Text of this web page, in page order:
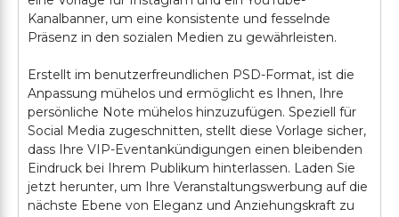
Kanalbanner, um eine konsistente und fesselnde
Präsenz in den sozialen Medien zu gewährleisten.
Erstellt im benutzerfreundlichen PSD-Format, ist die
Anpassung mühelos und ermöglicht es Ihnen, Ihre
persönliche Note mühelos hinzuzufügen. Speziell für
Social Media zugeschnitten, stellt diese Vorlage sicher,
dass Ihre VIP-Eventankündigungen einen bleibenden
Eindruck bei Ihrem Publikum hinterlassen. Laden Sie
jetzt herunter, um Ihre Veranstaltungswerbung auf die
nächste Ebene von Eleganz und Anziehungskraft zu